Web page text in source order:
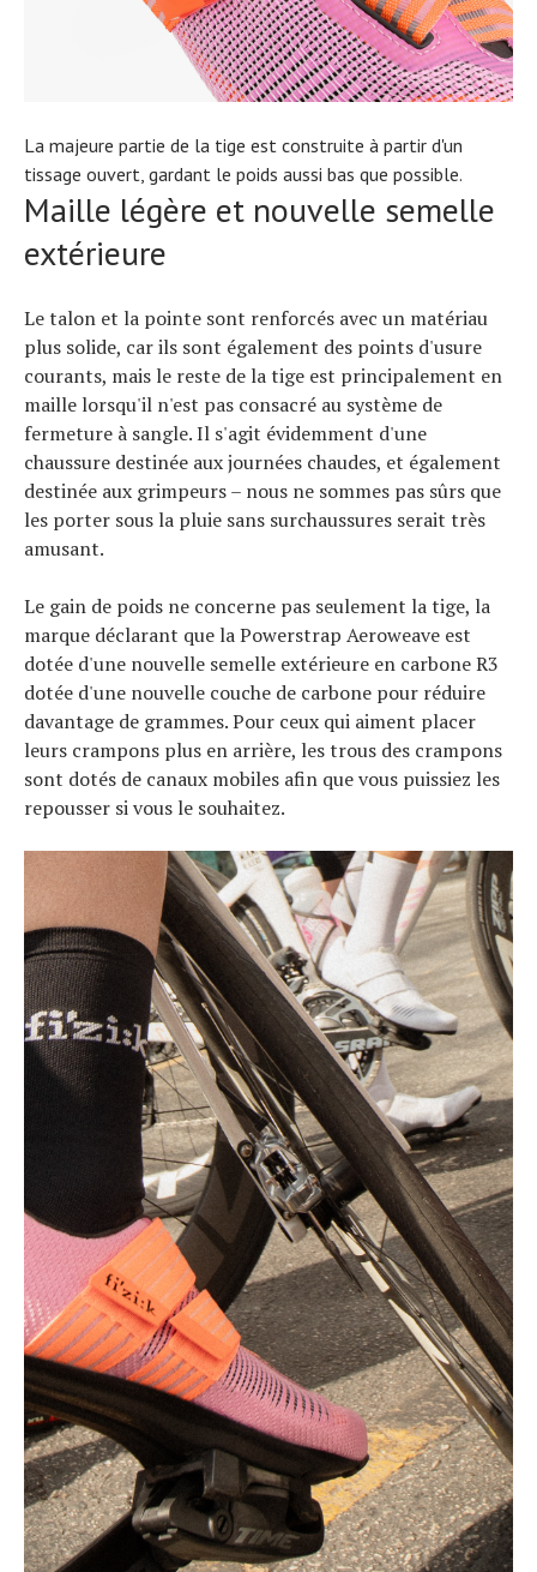
La majeure partie de la tige est construite à partir d'un
tissage ouvert, gardant le poids aussi bas que possible.
Maille légère et nouvelle semelle
extérieure
Le talon et la pointe sont renforcés avec un matériau
plus solide, car ils sont également des points d'usure
courants, mais le reste de la tige est principalement en
maille lorsqu'il n'est pas consacré au système de
fermeture à sangle. Il s'agit évidemment d'une
chaussure destinée aux journées chaudes, et également
destinée aux grimpeurs – nous ne sommes pas sûrs que
les porter sous la pluie sans surchaussures serait très
amusant.
Le gain de poids ne concerne pas seulement la tige, la
marque déclarant que la Powerstrap Aeroweave est
dotée d'une nouvelle semelle extérieure en carbone R3
dotée d'une nouvelle couche de carbone pour réduire
davantage de grammes. Pour ceux qui aiment placer
leurs crampons plus en arrière, les trous des crampons
sont dotés de canaux mobiles afin que vous puissiez les
repousser si vous le souhaitez.